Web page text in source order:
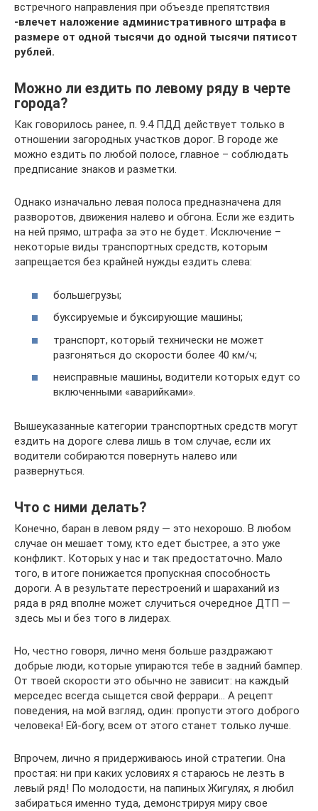
встречного направления при объезде препятствия
-влечет наложение административного штрафа в
размере от одной тысячи до одной тысячи пятисот
рублей.
Можно ли ездить по левому ряду в черте
города?
Как говорилось ранее, п. 9.4 ПДД действует только в
отношении загородных участков дорог. В городе же
можно ездить по любой полосе, главное – соблюдать
предписание знаков и разметки.
Однако изначально левая полоса предназначена для
разворотов, движения налево и обгона. Если же ездить
на ней прямо, штрафа за это не будет. Исключение –
некоторые виды транспортных средств, которым
запрещается без крайней нужды ездить слева:
большегрузы;
буксируемые и буксирующие машины;
транспорт, который технически не может
разгоняться до скорости более 40 км/ч;
неисправные машины, водители которых едут со
включенными «аварийками».
Вышеуказанные категории транспортных средств могут
ездить на дороге слева лишь в том случае, если их
водители собираются повернуть налево или
развернуться.
Что с ними делать?
Конечно, баран в левом ряду — это нехорошо. В любом
случае он мешает тому, кто едет быстрее, а это уже
конфликт. Которых у нас и так предостаточно. Мало
того, в итоге понижается пропускная способность
дороги. А в результате перестроений и шараханий из
ряда в ряд вполне может случиться очередное ДТП —
здесь мы и без того в лидерах.
Но, честно говоря, лично меня больше раздражают
добрые люди, которые упираются тебе в задний бампер.
От твоей скорости это обычно не зависит: на каждый
мерседес всегда сыщется свой феррари… А рецепт
поведения, на мой взгляд, один: пропусти этого доброго
человека! Ей-богу, всем от этого станет только лучше.
Впрочем, лично я придерживаюсь иной стратегии. Она
простая: ни при каких условиях я стараюсь не лезть в
левый ряд! По молодости, на папиных Жигулях, я любил
забираться именно туда, демонстрируя миру свое